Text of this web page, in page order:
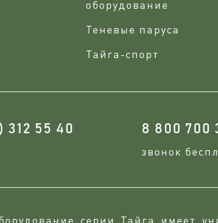
оборудование
Теневые паруса
Тайга-спорт
312 55 40 8 800 700
звонок
серии Тайга имеет